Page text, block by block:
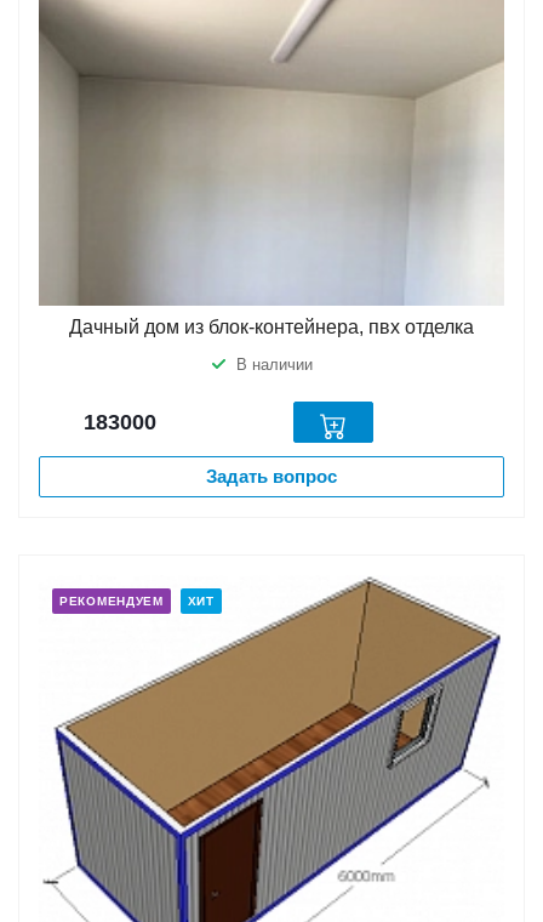
Дачный дом из блок-контейнера, пвх отделка
В наличии
183000
Задать вопрос
РЕКОМЕНДУЕМ ХИТ